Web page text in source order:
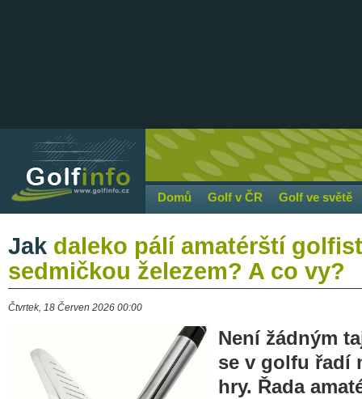
Domů Golf v ČR Golf ve světě
Jak daleko pálí amatérští
sedmičkou železem? A co vy?
Čtvrtek, 18 Červen 2026 00:00
Není žádným
se v golfu řadí
hry. Řada